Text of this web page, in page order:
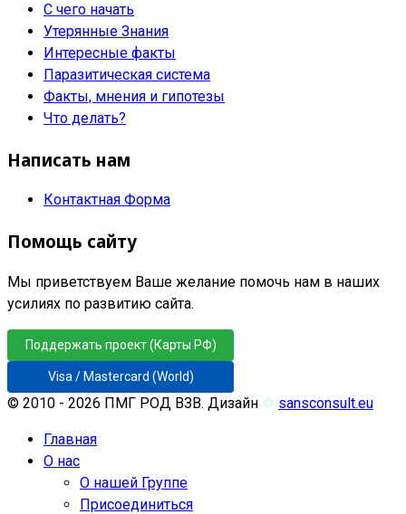
С чего начать
Утерянные Знания
Интересные факты
Паразитическая система
Факты, мнения и гипотезы
Что делать?
Написать нам
Контактная Форма
Помощь сайту
Мы приветствуем Ваше желание помочь нам в наших
усилиях по развитию сайта.
Поддержать проект (Карты РФ)
Visa / Mastercard (World)
© 2010 - 2026 ПМГ РОД ВЗВ. Дизайн ♲ sansconsult.eu
Главная
О нас
О нашей Группе
Присоединиться